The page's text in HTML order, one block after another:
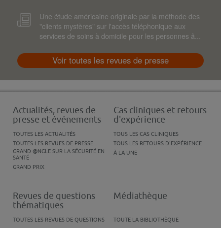
Une étude américaine originale par la méthode des
"clients mystères" sur l'accès téléphonique aux
services de soins à domicile pour les personnes â...
Voir toutes les revues de presse
Actualités, revues de
presse et événements
TOUTES LES ACTUALITÉS
TOUTES LES REVUES DE PRESSE
GRAND @NGLE SUR LA SÉCURITÉ EN
SANTÉ
GRAND PRIX
Cas cliniques et retours
d'expérience
TOUS LES CAS CLINIQUES
TOUS LES RETOURS D'EXPÉRIENCE
À LA UNE
Revues de questions
thématiques
TOUTES LES REVUES DE QUESTIONS
Médiathèque
TOUTE LA BIBLIOTHÈQUE